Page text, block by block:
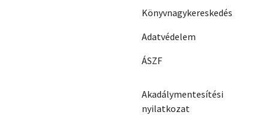
Könyvnagykereskedés
Adatvédelem
ÁSZF
Akadálymentesítési
nyilatkozat